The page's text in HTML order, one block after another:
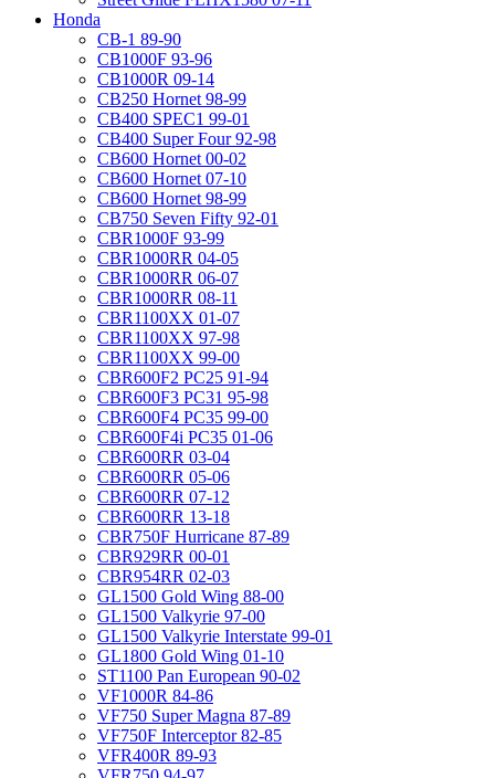
Honda
CB-1 89-90
CB1000F 93-96
CB1000R 09-14
CB250 Hornet 98-99
CB400 SPEC1 99-01
CB400 Super Four 92-98
CB600 Hornet 00-02
CB600 Hornet 07-10
CB600 Hornet 98-99
CB750 Seven Fifty 92-01
CBR1000F 93-99
CBR1000RR 04-05
CBR1000RR 06-07
CBR1000RR 08-11
CBR1100XX 01-07
CBR1100XX 97-98
CBR1100XX 99-00
CBR600F2 PC25 91-94
CBR600F3 PC31 95-98
CBR600F4 PC35 99-00
CBR600F4i PC35 01-06
CBR600RR 03-04
CBR600RR 05-06
CBR600RR 07-12
CBR600RR 13-18
CBR750F Hurricane 87-89
CBR929RR 00-01
CBR954RR 02-03
GL1500 Gold Wing 88-00
GL1500 Valkyrie 97-00
GL1500 Valkyrie Interstate 99-01
GL1800 Gold Wing 01-10
ST1100 Pan European 90-02
VF1000R 84-86
VF750 Super Magna 87-89
VF750F Interceptor 82-85
VFR400R 89-93